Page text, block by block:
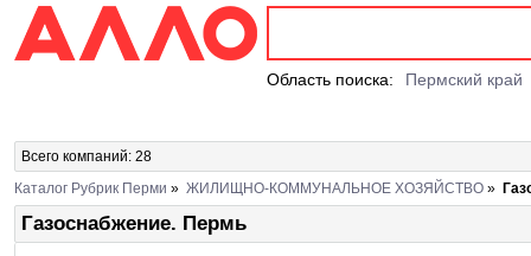
Область поиска: Пермский край
Всего компаний: 28
Каталог Рубрик Перми » ЖИЛИЩНО-КОММУНАЛЬНОЕ ХОЗЯЙСТВО »
Газоснабжение. Пермь